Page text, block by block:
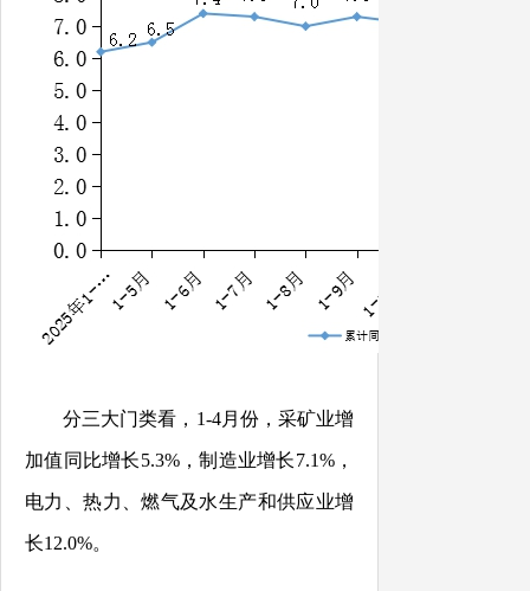
分三大门类看， 1-4月份，采矿业增
加值同比增长5.3%，制造业增长7.1%，
电力、热力、燃气及水生产和供应业增
长12.0%。